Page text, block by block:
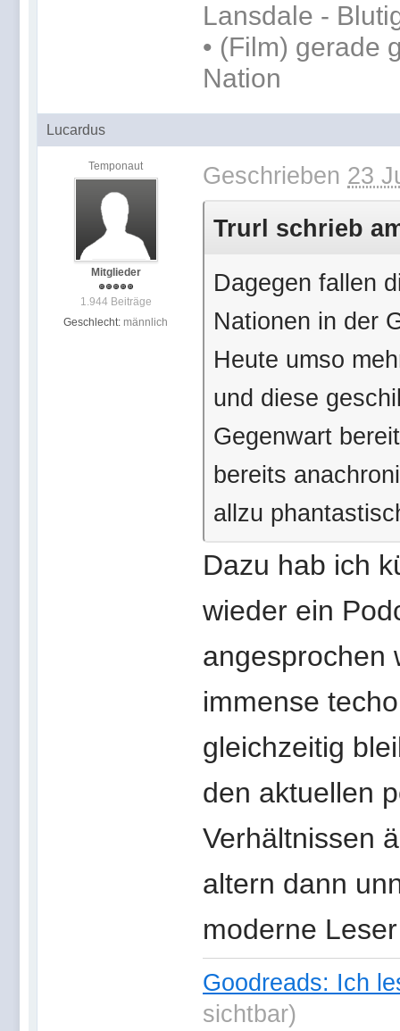
Lansdale -
• (Film) gerade
Nation
Lucardus
Temponaut
Mitglieder
1.944 Beiträge
Geschlecht: männlich
Geschrieben 23
Trurl schrieb
Dagegen fallen
Nationen in der
Heute umso
und diese
Gegenwart
bereits
allzu
Dazu hab ich
wieder ein
angesprochen
immense
gleichzeitig
den aktuellen
Verhältnissen
altern dann
moderne
Goodreads: Ich
sichtbar)